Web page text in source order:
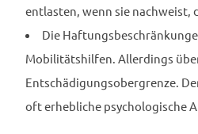
entlasten, wenn sie nachweist,
Die
Mobilitätshilfen. Allerdings
Entschädigungsobergrenze.
oft erhebliche psychologische